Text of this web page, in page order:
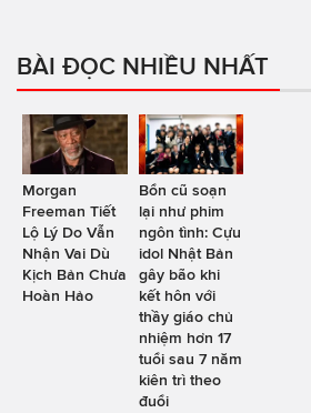
BÀI ĐỌC NHIỀU NHẤT
Morgan
Freeman Tiết
Lộ Lý Do Vẫn
Nhận Vai Dù
Kịch Bản Chưa
Hoàn Hảo
Bổn cũ soạn
lại như phim
ngôn tình: Cựu
idol Nhật Bản
gây bão khi
kết hôn với
thầy giáo chủ
nhiệm hơn 17
tuổi sau 7 năm
kiên trì theo
đuổi